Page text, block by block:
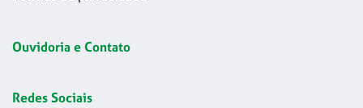
Ouvidoria e Contato
Redes Sociais